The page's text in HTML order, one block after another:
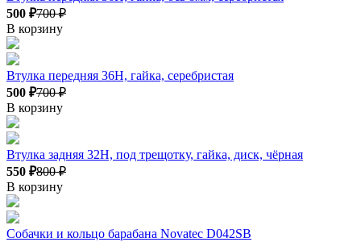
500 ₽700 ₽
В корзину
Втулка передняя 36H, гайка, серебристая
500 ₽700 ₽
В корзину
Втулка задняя 32H, под трещотку, гайка, диск, чёрная
550 ₽800 ₽
В корзину
Собачки и кольцо барабана Novatec D042SB